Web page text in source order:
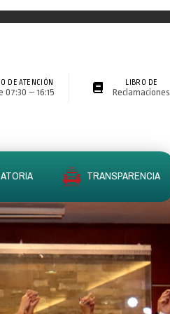
DE ATENCIÓN
07:30 – 16:15
LIBRO DE
Reclamaciones
TRANSPARENCIA